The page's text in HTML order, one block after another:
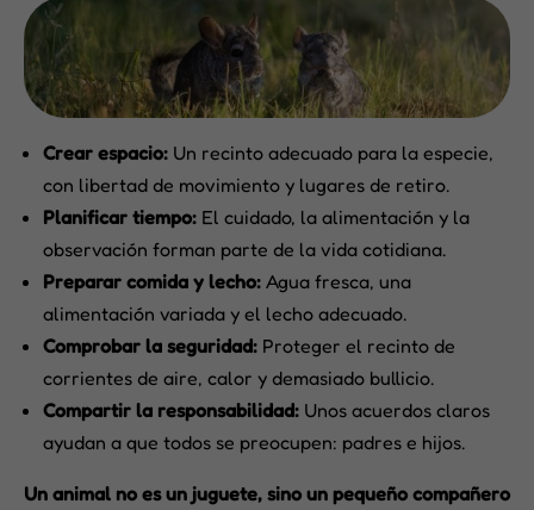
Crear espacio: Un recinto adecuado para la especie,
con libertad de movimiento y lugares de retiro.
Planificar tiempo: El cuidado, la alimentación y la
observación forman parte de la vida cotidiana.
Preparar comida y lecho: Agua fresca, una
alimentación variada y el lecho adecuado.
Comprobar la seguridad: Proteger el recinto de
corrientes de aire, calor y demasiado bullicio.
Compartir la responsabilidad: Unos acuerdos claros
ayudan a que todos se preocupen: padres e hijos.
Un animal no es un juguete, sino un pequeño compañero